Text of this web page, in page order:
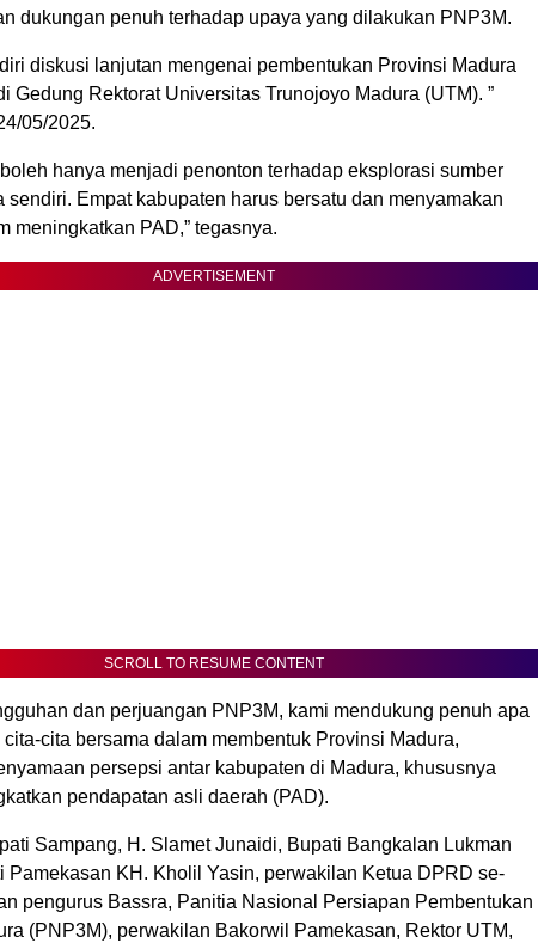
dukungan penuh terhadap upaya yang dilakukan PNP3M.
diskusi lanjutan mengenai pembentukan Provinsi Madura
Gedung Rektorat Universitas Trunojoyo Madura (UTM). ”
05/2025.
hanya menjadi penonton terhadap eksplorasi sumber
sendiri. Empat kabupaten harus bersatu dan menyamakan
meningkatkan PAD,” tegasnya.
ADVERTISEMENT
SCROLL TO RESUME CONTENT
dan perjuangan PNP3M, kami mendukung penuh apa
cita bersama dalam membentuk Provinsi Madura,
persepsi antar kabupaten di Madura, khususnya
pendapatan asli daerah (PAD).
Sampang, H. Slamet Junaidi, Bupati Bangkalan Lukman
Pamekasan KH. Kholil Yasin, perwakilan Ketua DPRD se-
pengurus Bassra, Panitia Nasional Persiapan Pembentukan
(PNP3M), perwakilan Bakorwil Pamekasan, Rektor UTM,